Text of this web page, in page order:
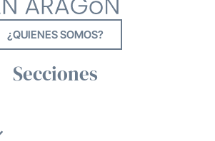
¿QUIENES SOMOS?
Secciones